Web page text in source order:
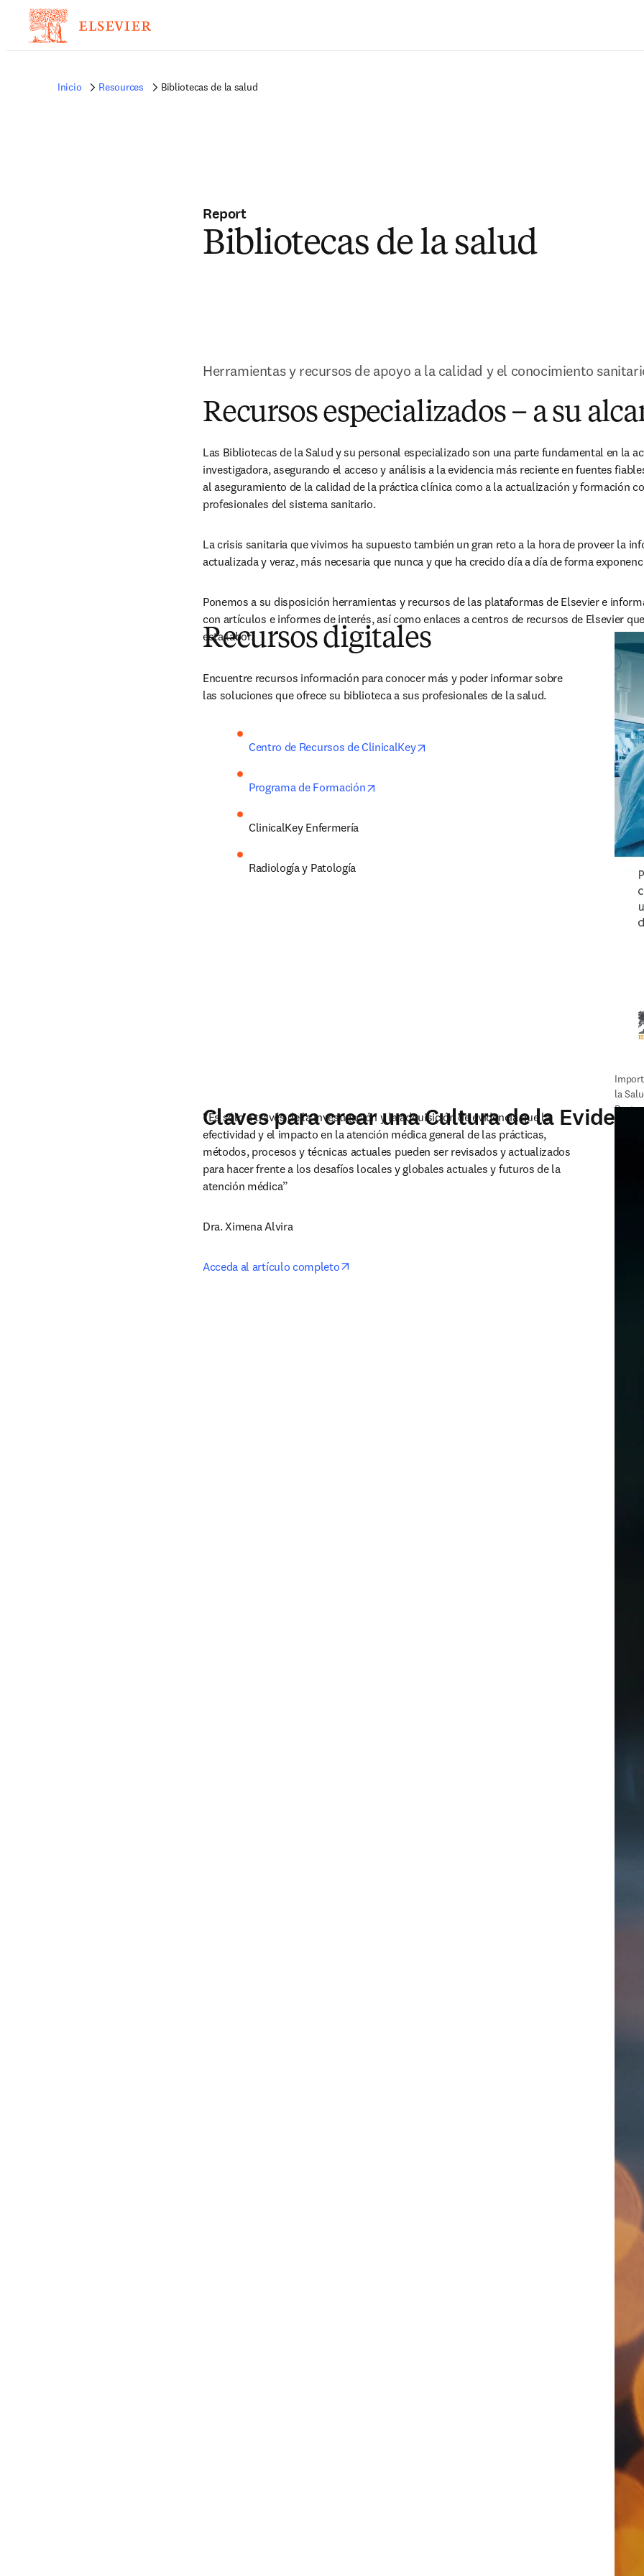
Inicio Resources Bibliotecas de la salud
Report
Bibliotecas de la salud
Herramientas y recursos de apoyo a la calidad y el conocimiento
Recursos especializados – a su
Las Bibliotecas de la Salud y su personal especializado son una parte fundamental en la
investigadora, asegurando el acceso y análisis a la evidencia más reciente en fuentes
al aseguramiento de la calidad de la práctica clínica como a la actualización y formación
profesionales del sistema sanitario.
La crisis sanitaria que vivimos ha supuesto también un gran reto a la hora de proveer la
actualizada y veraz, más necesaria que nunca y que ha crecido día a día de forma
Ponemos a su disposición herramientas y recursos de las plataformas de Elsevier e
con artículos e informes de interés, así como enlaces a centros de recursos de Elsevier
esta labor.
Recursos digitales
Encuentre recursos información para conocer más y poder informar sobre
las soluciones que ofrece su biblioteca a sus profesionales de la salud.
Centro de Recursos de ClinicalKey
Programa de Formación
ClinicalKey Enfermería
Radiología y Patología
la
Claves para crear una Cultura de la
“Es sólo a través de la investigación y la adquisición de evidencia que la
efectividad y el impacto en la atención médica general de las prácticas,
métodos, procesos y técnicas actuales pueden ser revisados y actualizados
para hacer frente a los desafíos locales y globales actuales y futuros de la
atención médica”
Dra. Ximena Alvira
Acceda al artículo completo